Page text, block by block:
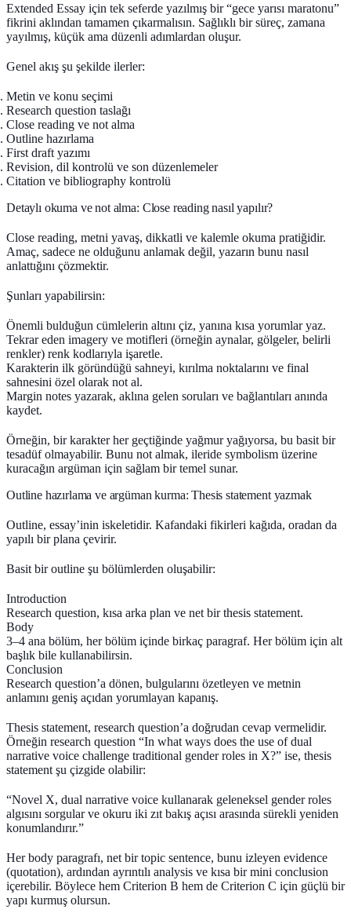
Extended Essay için tek seferde yazılmış bir “gece yarısı maratonu”
fikrini aklından tamamen çıkarmalısın. Sağlıklı bir süreç, zamana
yayılmış, küçük ama düzenli adımlardan oluşur.
Genel akış şu şekilde ilerler:
Metin ve konu seçimi
Research question taslağı
Close reading ve not alma
Outline hazırlama
First draft yazımı
Revision, dil kontrolü ve son düzenlemeler
Citation ve bibliography kontrolü
Detaylı okuma ve not alma: Close reading nasıl yapılır?
Close reading, metni yavaş, dikkatli ve kalemle okuma pratiğidir.
Amaç, sadece ne olduğunu anlamak değil, yazarın bunu nasıl
anlattığını çözmektir.
Şunları yapabilirsin:
Önemli bulduğun cümlelerin altını çiz, yanına kısa yorumlar yaz.
Tekrar eden imagery ve motifleri (örneğin aynalar, gölgeler, belirli
renkler) renk kodlarıyla işaretle.
Karakterin ilk göründüğü sahneyi, kırılma noktalarını ve final
sahnesini özel olarak not al.
Margin notes yazarak, aklına gelen soruları ve bağlantıları anında
kaydet.
Örneğin, bir karakter her geçtiğinde yağmur yağıyorsa, bu basit bir
tesadüf olmayabilir. Bunu not almak, ileride symbolism üzerine
kuracağın argüman için sağlam bir temel sunar.
Outline hazırlama ve argüman kurma: Thesis statement yazmak
Outline, essay’inin iskeletidir. Kafandaki fikirleri kağıda, oradan da
yapılı bir plana çevirir.
Basit bir outline şu bölümlerden oluşabilir:
Introduction
Research question, kısa arka plan ve net bir thesis statement.
Body
3–4 ana bölüm, her bölüm içinde birkaç paragraf. Her bölüm için alt
başlık bile kullanabilirsin.
Conclusion
Research question’a dönen, bulgularını özetleyen ve metnin
anlamını geniş açıdan yorumlayan kapanış.
Thesis statement, research question’a doğrudan cevap vermelidir.
Örneğin research question “In what ways does the use of dual
narrative voice challenge traditional gender roles in X?” ise, thesis
statement şu çizgide olabilir:
“Novel X, dual narrative voice kullanarak geleneksel gender roles
algısını sorgular ve okuru iki zıt bakış açısı arasında sürekli yeniden
konumlandırır.”
Her body paragrafı, net birtopic sentence, bunu izleyen evidence
(quotation), ardından ayrıntılı analysis ve kısa birmini conclusion
içerebilir. Böylece hem Criterion B hem de Criterion C için güçlü bir
yapı kurmuş olursun.